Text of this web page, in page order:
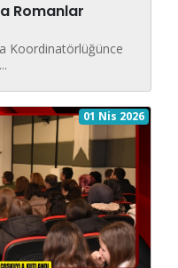
Romanlar
Koordinatörlüğünce
01 Nis 2026